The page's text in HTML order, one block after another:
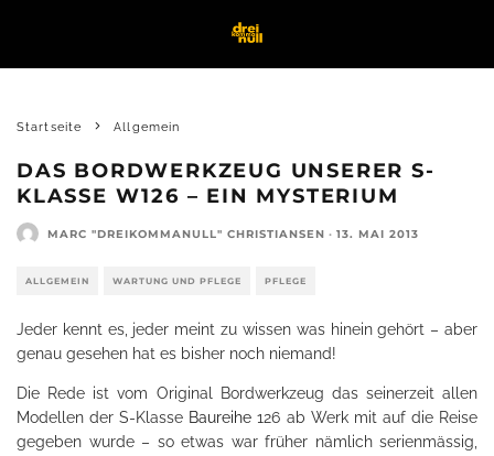
Startseite Allgemein
DAS BORDWERKZEUG UNSERER S-
KLASSE W126 – EIN MYSTERIUM
MARC "DREIKOMMANULL" CHRISTIANSEN · 13. MAI 2013
ALLGEMEIN WARTUNG UND PFLEGE PFLEGE
Jeder kennt es, jeder meint zu wissen was hinein gehört – aber
genau gesehen hat es bisher noch niemand!
Die Rede ist vom Original Bordwerkzeug das seinerzeit allen
Modellen der S-Klasse Baureihe 126 ab Werk mit auf die Reise
gegeben wurde – so etwas war früher nämlich serienmässig,